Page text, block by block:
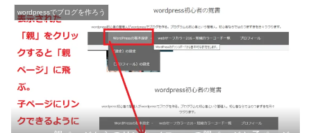
wordpressでブログを作ろう